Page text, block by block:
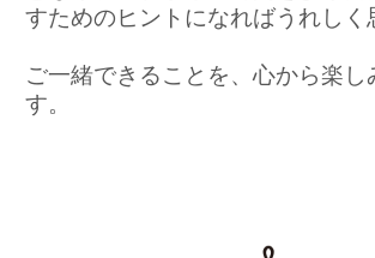
すためのヒントになればうれしく
ご一緒できることを、心から楽し
す。